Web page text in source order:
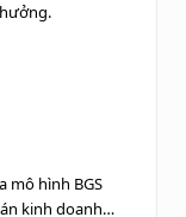
mô hình BGS
kinh doanh…